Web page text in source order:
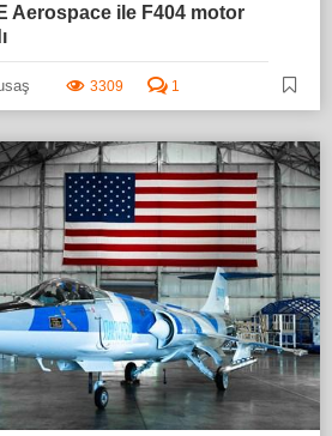
Aerospace ile F404 motor
3309 1